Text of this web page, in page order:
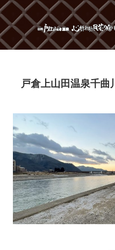
戸倉上山田温泉千曲川